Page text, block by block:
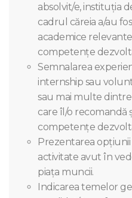
absolvit/e, instituția
cadrul căreia a/au
academice
competențe
Semnalarea
internship sau
sau mai multe
care îl/o recomandă
competențe
Prezentarea
activitate avut în
piața muncii.
Indicarea temelor